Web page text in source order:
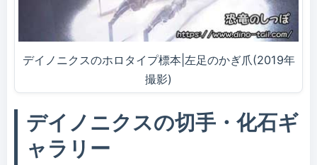
デイノニクスのホロタイプ標本|左足のかぎ爪(2019年
撮影)
デイノニクスの切手・化石ギ
ャラリー